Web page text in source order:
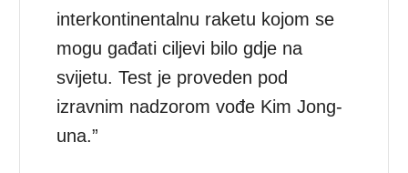
interkontinentalnu raketu kojom se
mogu gađati ciljevi bilo gdje na
svijetu. Test je proveden pod
izravnim nadzorom vođe Kim Jong-
una.”